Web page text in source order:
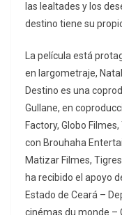
las lealtades y los
destino tiene su
La película está
en largometraje,
Destino es una
Gullane, en
Factory, Globo
con Brouhaha
Matizar Filmes,
ha recibido el apoyo
Estado de Ceará –
cinémas du monde –